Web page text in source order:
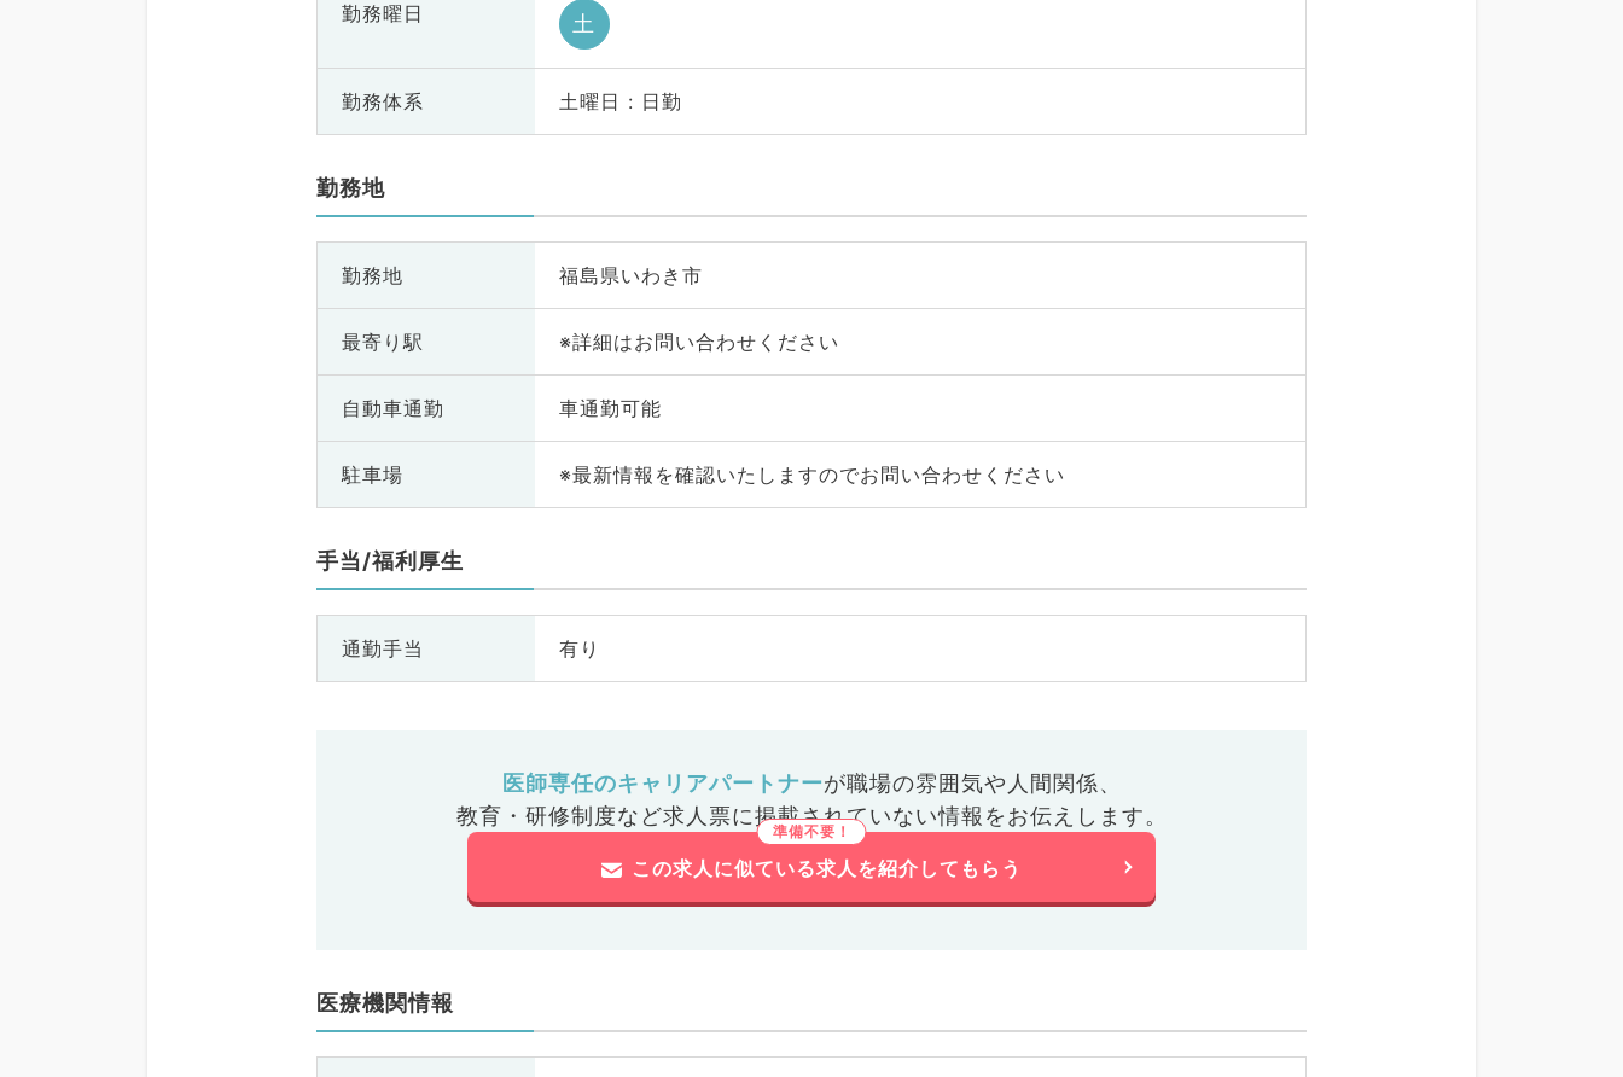
勤務曜日 土
勤務体系 土曜日 : 日勤
勤務地
勤務地 福島県いわき市
最寄り駅 ※詳細はお問い合わせください
自動車通勤 車通勤可能
駐車場 ※最新情報を確認いたしますのでお問い合わせください
手当/福利厚生
通勤手当 有り
医師専任のキャリアパートナーが職場の雰囲気や人間関係、
教育・研修制度など求人票に掲載されていない情報をお伝えします。
この求人に似ている求人を紹介してもらう
医療機関情報